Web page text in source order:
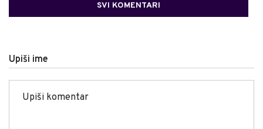
SVI KOMENTARI
Upiši ime